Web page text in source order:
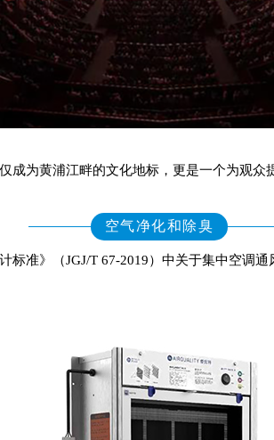
为黄浦江畔的文化地标，更是一个为观众
空气净化和除臭
标准》（JGJ/T 67-2019）中关于集中空调